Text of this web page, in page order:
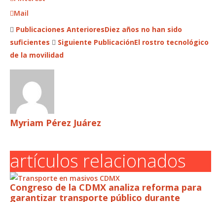
Mail
Publicaciones AnterioresDiez años no han sido
suficientes
Siguiente PublicaciónEl rostro tecnológico
de la movilidad
Myriam Pérez Juárez
artículos relacionados
Congreso de la CDMX analiza reforma para
garantizar transporte público durante